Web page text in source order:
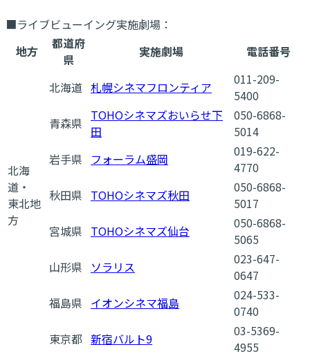
■ライブビューイング実施劇場：
地方
都道府
県
実施劇場 電話番号
北海
道・
東北地
方
北海道 札幌シネマフロンティア
011-209-
5400
青森県 TOHOシネマズおいらせ下
田
050-6868-
5014
岩手県
フォーラム盛岡
019-622-
4770
秋田県 TOHOシネマズ秋田
050-6868-
5017
宮城県 TOHOシネマズ仙台
050-6868-
5065
山形県
ソラリス
023-647-
0647
福島県 イオンシネマ福島
024-533-
0740
東京都 新宿バルト9
03-5369-
4955